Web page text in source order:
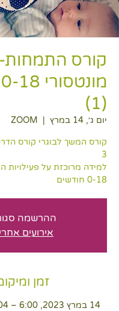
קורס התמחות-
(1)
יום ג׳, 14 במרץ
  |
ZOOM
למידה מרוכזת על פעילויות
0-18 חודשים
ההרשמה
אירועים
זמן